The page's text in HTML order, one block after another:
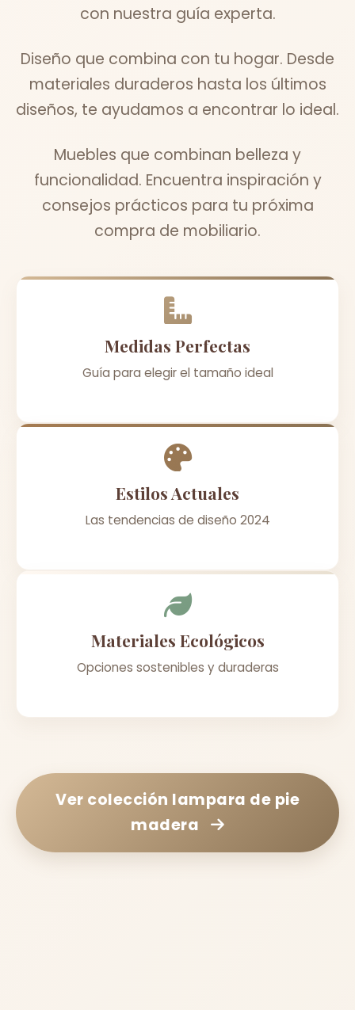
con nuestra guía experta.
Diseño que combina con tu hogar. Desde
materiales duraderos hasta los últimos
diseños, te ayudamos a encontrar lo ideal.
Muebles que combinan belleza y
funcionalidad. Encuentra inspiración y
consejos prácticos para tu próxima
compra de mobiliario.
Medidas Perfectas
Guía para elegir el tamaño ideal
Estilos Actuales
Las tendencias de diseño 2024
Materiales Ecológicos
Opciones sostenibles y duraderas
Ver colección lampara de pie
madera